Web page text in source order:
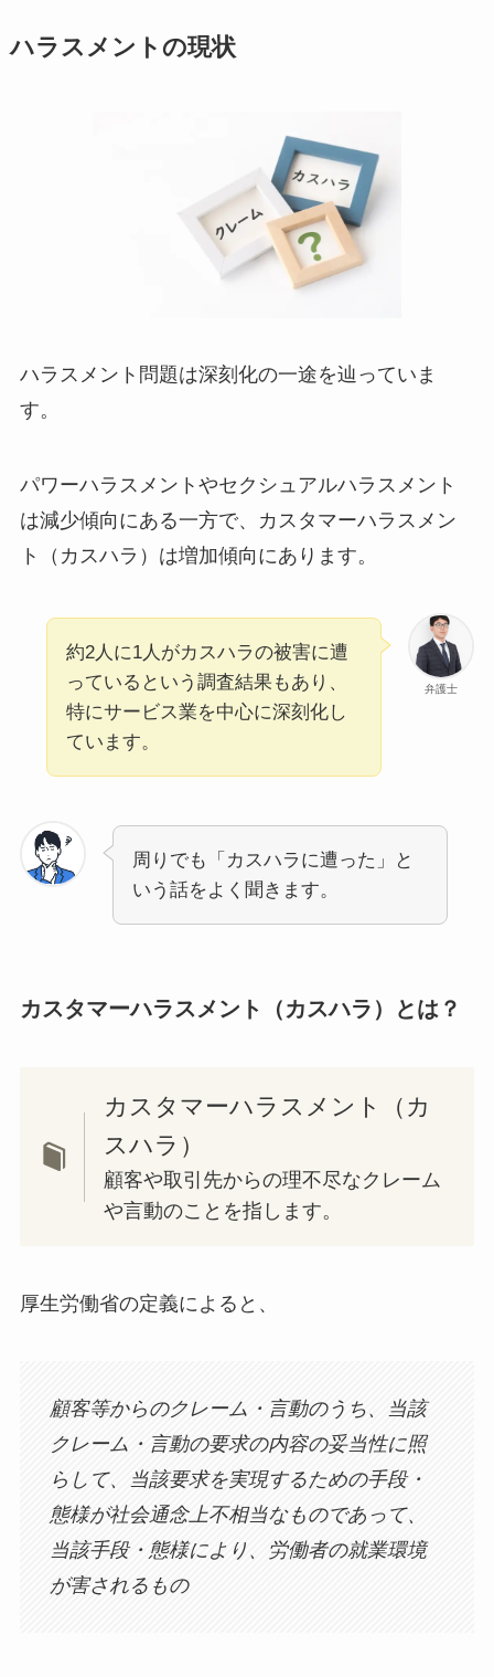
ハラスメントの現状
ハラスメント問題は深刻化の一途を辿っていま
す。
パワーハラスメントやセクシュアルハラスメント
は減少傾向にある一方で、カスタマーハラスメン
ト（カスハラ）は増加傾向にあります。
弁護士
約2人に1人がカスハラの被害に遭
っているという調査結果もあり、
特にサービス業を中心に深刻化し
ています。
周りでも「カスハラに遭った」と
いう話をよく聞きます。
カスタマーハラスメント（カスハラ）とは？
カスタマーハラスメント（カ
スハラ）
顧客や取引先からの理不尽なクレーム
や言動のことを指します。
厚生労働省の定義によると、
顧客等からのクレーム・言動のうち、当該
クレーム・言動の要求の内容の妥当性に照
らして、当該要求を実現するための手段・
態様が社会通念上不相当なものであって、
当該手段・態様により、労働者の就業環境
が害されるもの